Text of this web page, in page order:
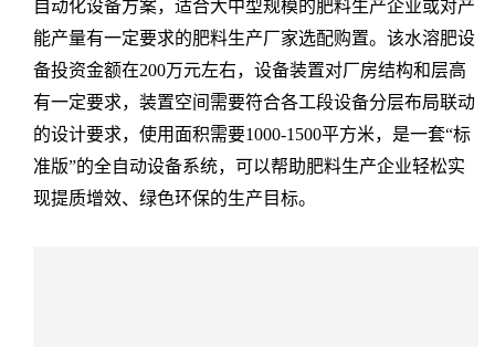
自动化设备方案，适合大中型规模的肥料生产企业或对产
能产量有一定要求的肥料生产厂家选配购置。该水溶肥设
备投资金额在200万元左右，设备装置对厂房结构和层高
有一定要求，装置空间需要符合各工段设备分层布局联动
的设计要求，使用面积需要1000-1500平方米，是一套“标
准版”的全自动设备系统，可以帮助肥料生产企业轻松实
现提质增效、绿色环保的生产目标。